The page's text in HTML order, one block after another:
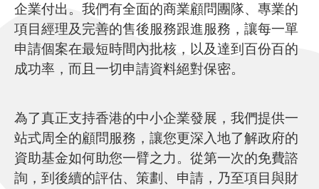
企業付出。我們有全面的商業顧問團隊、專業的
項目經理及完善的售後服務跟進服務，讓每一單
申請個案在最短時間內批核，以及達到百份百的
成功率，而且一切申請資料絕對保密。
為了真正支持香港的中小企業發展，我們提供一
站式周全的顧問服務，讓您更深入地了解政府的
資助基金如何助您一臂之力。從第一次的免費諮
詢，到後續的評估、策劃、申請，乃至項目與財